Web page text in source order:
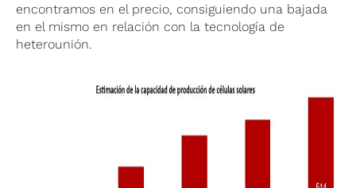
encontramos en el precio, consiguiendo una bajada
en el mismo en relación con la tecnología de
heterounión.